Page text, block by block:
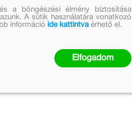
a böngészési élmény biztosítása
A sütik használatára vonatkozó
információ ide kattintvaérhető el.
Elfogadom